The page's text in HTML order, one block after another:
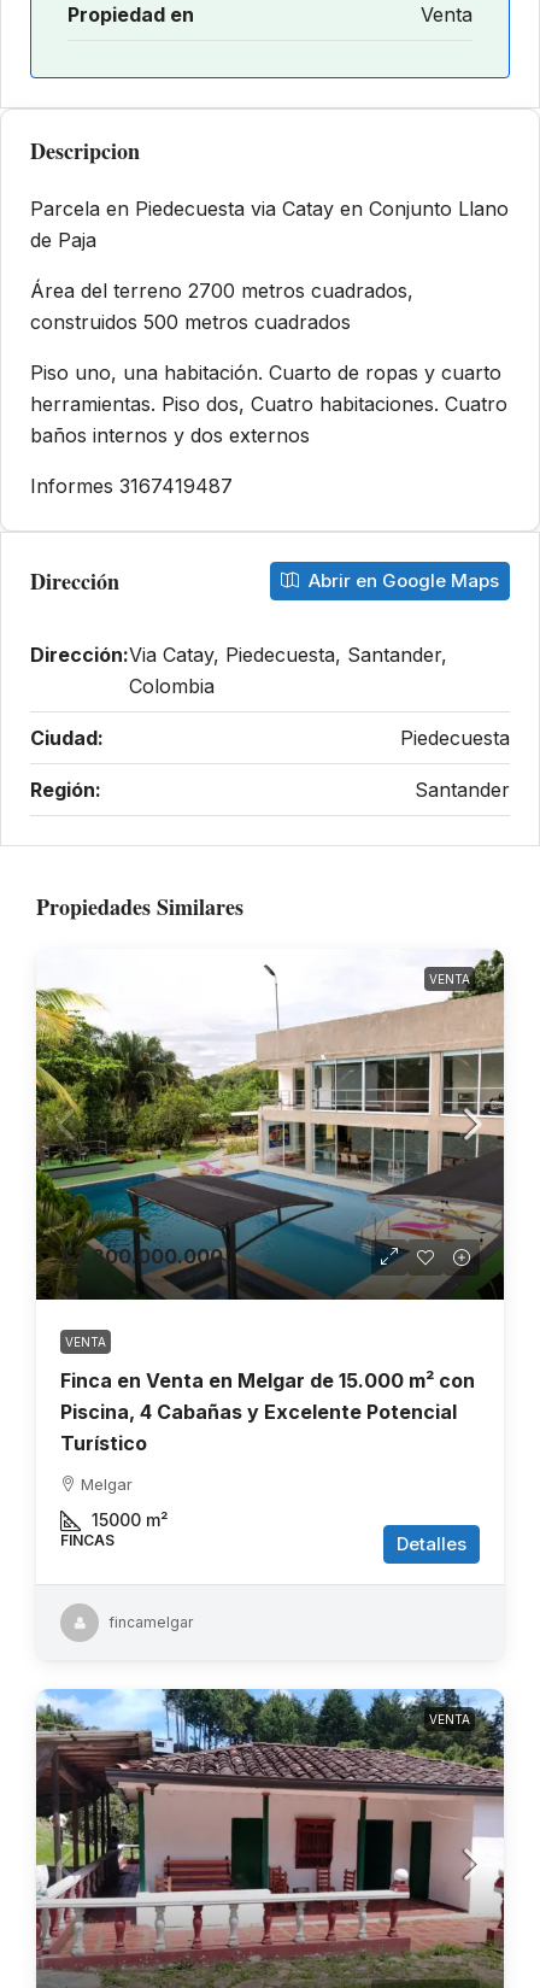
Propiedad en Venta
Descripcion
Parcela en Piedecuesta via Catay en Conjunto Llano
de Paja
Área del terreno 2700 metros cuadrados,
construidos 500 metros cuadrados
Piso uno, una habitación. Cuarto de ropas y cuarto
herramientas. Piso dos, Cuatro habitaciones. Cuatro
baños internos y dos externos
Informes 3167419487
Dirección Abrir en Google Maps
Dirección:Via Catay, Piedecuesta, Santander,
Colombia
Ciudad: Piedecuesta
Región: Santander
Propiedades Similares
VENTA
$3.800.000.000
VENTA
Finca en Venta en Melgar de 15.000 m² con
Piscina, 4 Cabañas y Excelente Potencial
Turístico
Melgar
15000 m²
FINCAS Detalles
fincamelgar
VENTA